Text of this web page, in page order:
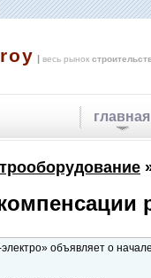
| весь рынок
главная
объявляет о